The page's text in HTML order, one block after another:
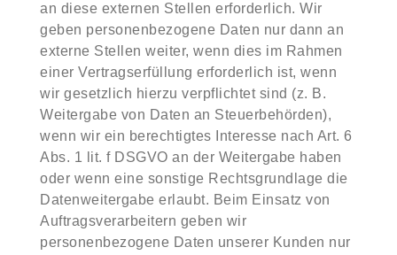
an diese externen Stellen erforderlich. Wir
geben personenbezogene Daten nur dann an
externe Stellen weiter, wenn dies im Rahmen
einer Vertragserfüllung erforderlich ist, wenn
wir gesetzlich hierzu verpflichtet sind (z. B.
Weitergabe von Daten an Steuerbehörden),
wenn wir ein berechtigtes Interesse nach Art. 6
Abs. 1 lit. f DSGVO an der Weitergabe haben
oder wenn eine sonstige Rechtsgrundlage die
Datenweitergabe erlaubt. Beim Einsatz von
Auftragsverarbeitern geben wir
personenbezogene Daten unserer Kunden nur